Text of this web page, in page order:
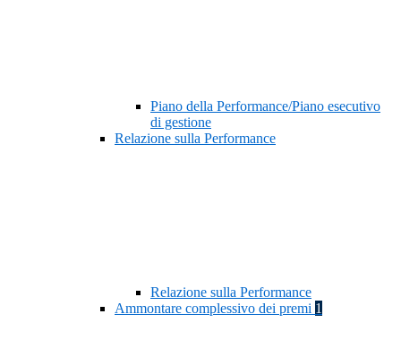
Piano della Performance/Piano esecutivo
di gestione
Relazione sulla Performance
Relazione sulla Performance
Ammontare complessivo dei premi 1